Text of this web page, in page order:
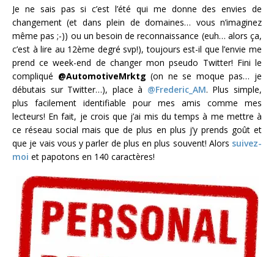
Je ne sais pas si c’est l’été qui me donne des envies de
changement (et dans plein de domaines… vous n’imaginez
même pas ;-)) ou un besoin de reconnaissance (euh… alors ça,
c’est à lire au 12ème degré svp!), toujours est-il que l’envie me
prend ce week-end de changer mon pseudo Twitter! Fini le
compliqué @AutomotiveMrktg(on ne se moque pas… je
débutais sur Twitter…), place à @Frederic_AM. Plus simple,
plus facilement identifiable pour mes amis comme mes
lecteurs! En fait, je crois que j’ai mis du temps à me mettre à
ce réseau social mais que de plus en plus j’y prends goût et
que je vais vous y parler de plus en plus souvent! Alors suivez-
moi et papotons en 140 caractères!